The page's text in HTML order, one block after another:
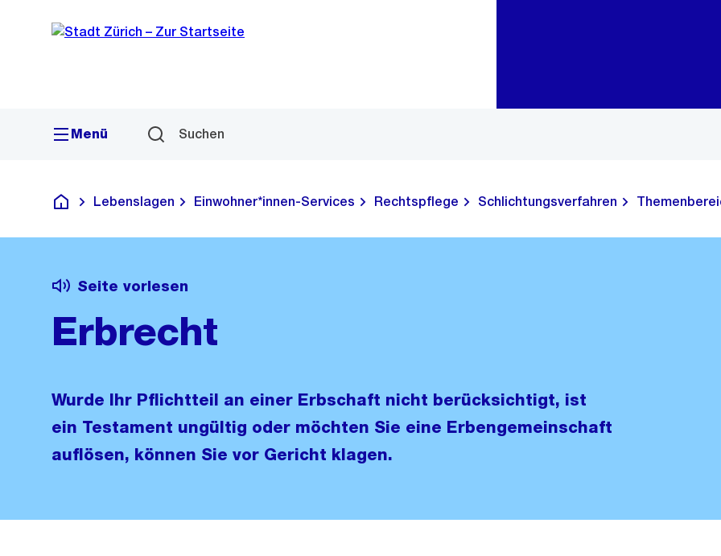
Navigation
Sprunglink
Menü Suchen
Deutsch
Lebenslagen Einwohner*innen-Services Rechtspflege Schlichtungsverfahren
Seite vorlesen
Erbrecht
Wurde Ihr Pflichtteil an einer Erbschaft nicht berücksichtigt, ist
ein Testament ungültig oder möchten Sie eine Erbengemeinschaft
auflösen, können Sie vor Gericht klagen.